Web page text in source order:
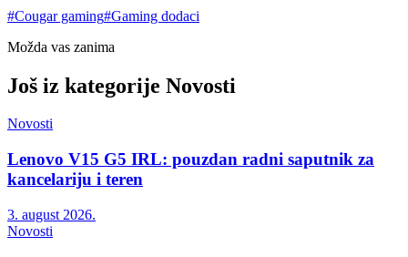
#Cougar gaming#Gaming dodaci
Možda vas zanima
Još iz kategorije Novosti
Novosti
Lenovo V15 G5 IRL: pouzdan radni saputnik za
kancelariju i teren
3. august 2026.
Novosti